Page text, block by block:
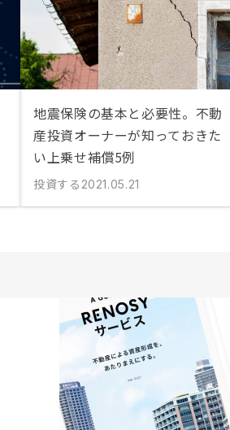
地震保険の基本と必要性。不動
産投資オーナーが知っておきた
い上乗せ補償5例
投資する 2021.05.21